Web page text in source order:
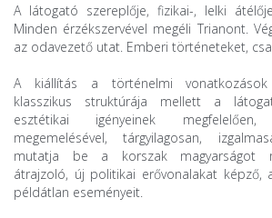
A látogató szereplője, fizikai-, lelki
Minden érzékszervével megéli Trianont.
az odavezető utat. Emberi történeteket,
A kiállítás a történelmi vonatkozások
klasszikus struktúrája mellett a
esztétikai igényeinek
megemelésével, tárgyilagosan,
mutatja be a korszak magyarságot
átrajzoló, új politikai erővonalakat képző,
példátlan eseményeit.